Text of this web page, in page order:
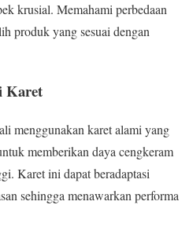
krusial. Memahami perbedaan
produk yang sesuai dengan
Karet
menggunakan karet alami yang
memberikan daya cengkeram
Karet ini dapat beradaptasi
sehingga menawarkan performa